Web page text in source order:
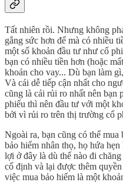
Tất nhiên rồi. Nhưng không
gắng sức hơn để mà có nhiều
một số khoản đầu tư như cổ
bạn có nhiều tiền hơn (hoặc
khoản cho vay... Dù bạn làm
Và cái dễ tiếp cận nhất cho
cũng là cái rủi ro nhất nên bạn
phiếu thì nên đầu tư với một
bởi vì rủi ro trên thị trường cổ
Ngoài ra, bạn cũng có thể
bảo hiểm nhân thọ, họ hứa
lợi ở đây là dù thế nào đi
cố định và lại được thêm
việc mua bảo hiểm là một